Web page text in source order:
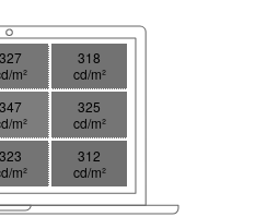
327
m²
318
cd/m²
347
m²
325
cd/m²
323
m²
312
cd/m²